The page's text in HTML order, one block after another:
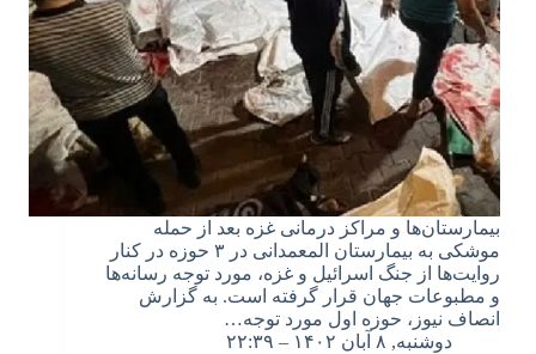
بیمارستان‌ها و مراکز درمانی غزه بعد از حمله
موشکی به بیمارستان المعمدانی در ۳ حوزه در کنار
روایت‌‌ها از جنگ اسرائیل و غزه، مورد توجه رسانه‌ها
و مطبوعات جهان قرار گرفته است. به گزارش
انصاف نیوز، حوزه اول مورد توجه…
دوشنبه, ۸ آبان ۱۴۰۲ – ۲۲:۳۹